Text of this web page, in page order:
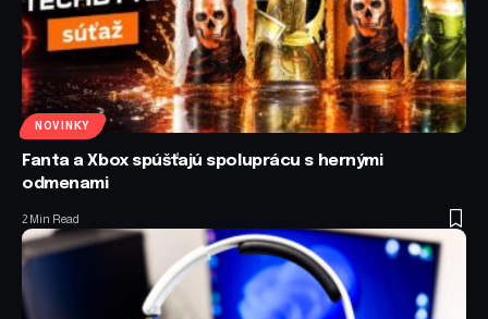
NOVINKY
Fanta a Xbox spúšťajú spoluprácu s hernými
odmenami
2 Min Read